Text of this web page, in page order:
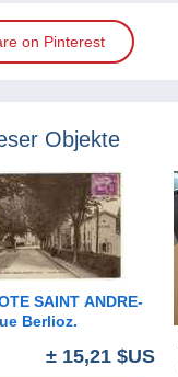
on Pinterest
Objekte
SAINT ANDRE-
Berlioz.
± 15,21 $US